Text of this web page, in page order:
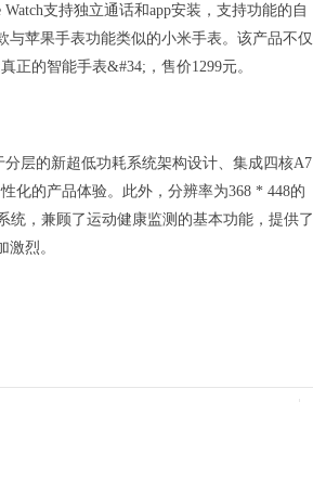
支持独立通话和app安装，支持功能的自
苹果手表功能类似的小米手表。该产品不仅
正的智能手表&#34;，售价1299元。
层的新超低功耗系统架构设计、集成四核A7
化的产品体验。此外，分辨率为368 * 448的
统，兼顾了运动健康监测的基本功能，提供了
烈。